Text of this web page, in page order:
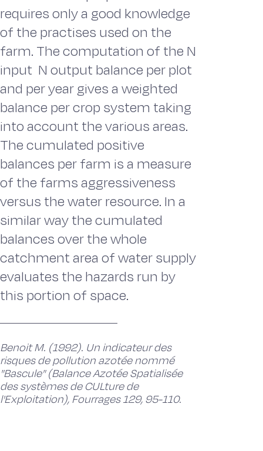
requires only a good knowledge
of the practises used on the
farm. The computation of the N
input  N output balance per plot
and per year gives a weighted
balance per crop system taking
into account the various areas.
The cumulated positive
balances per farm is a measure
of the farms aggressiveness
versus the water resource. In a
similar way the cumulated
balances over the whole
catchment area of water supply
evaluates the hazards run by
this portion of space.
Benoit M. (1992). Un indicateur des
risques de pollution azotée nommé
"Bascule" (Balance Azotée Spatialisée
des systèmes de CULture de
l'Exploitation), Fourrages 129, 95-110.